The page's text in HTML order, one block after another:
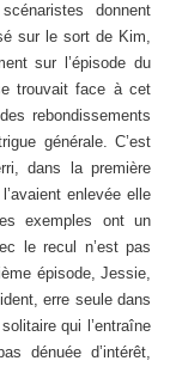
donnent
sur le sort de Kim,
sur l’épisode du
trouvait face à cet
rebondissements
générale. C’est
dans la première
enlevée elle
exemples ont un
le recul n’est pas
épisode, Jessie,
erre seule dans
qui l’entraîne
dénuée d’intérêt,